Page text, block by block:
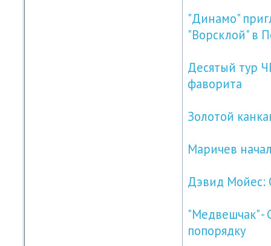
"Динамо"
"Ворсклой" в
Десятый тур
фаворита
Золотой
Маричев
Дэвид Мойес:
"Медвешчак" -
попорядку